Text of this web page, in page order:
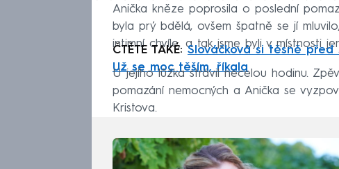
Anička kněze poprosila o poslední
byla prý bdělá, ovšem špatně se jí
intimní chvíle, a tak jsme byli v místnosti
ČTĚTE TAKÉ:Slováčková si těsně
Už se moc těším, říkala
U jejího lůžka strávil necelou hodinu.
pomazání nemocných a Anička se
Kristova.